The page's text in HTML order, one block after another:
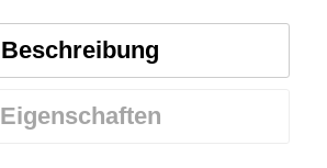
Beschreibung
Eigenschaften